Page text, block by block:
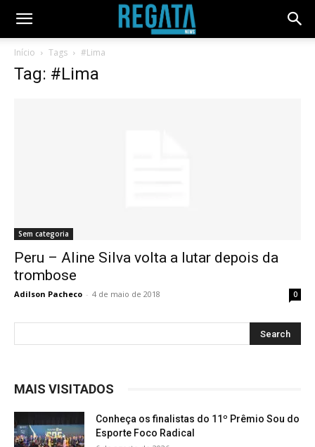
Início Tags #Lima
Tag: #Lima
Sem categoria
Peru – Aline Silva volta a lutar depois da
trombose
Adilson Pacheco - 4 de maio de 2018 0
MAIS VISITADOS
Conheça os finalistas do 11º Prêmio Sou do
Esporte Foco Radical